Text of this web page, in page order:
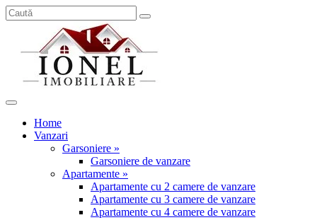
Home
Vanzari
Garsoniere »
Garsoniere de vanzare
Apartamente »
Apartamente cu 2 camere de vanzare
Apartamente cu 3 camere de vanzare
Apartamente cu 4 camere de vanzare